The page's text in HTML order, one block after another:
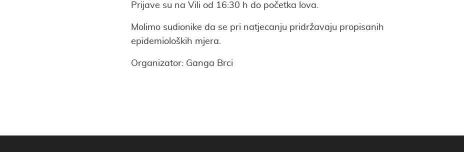
Prijave su na Vili od 16:30 h do početka lova.
Molimo sudionike da se pri natjecanju pridržavaju propisanih
epidemioloških mjera.
Organizator: Ganga Brci